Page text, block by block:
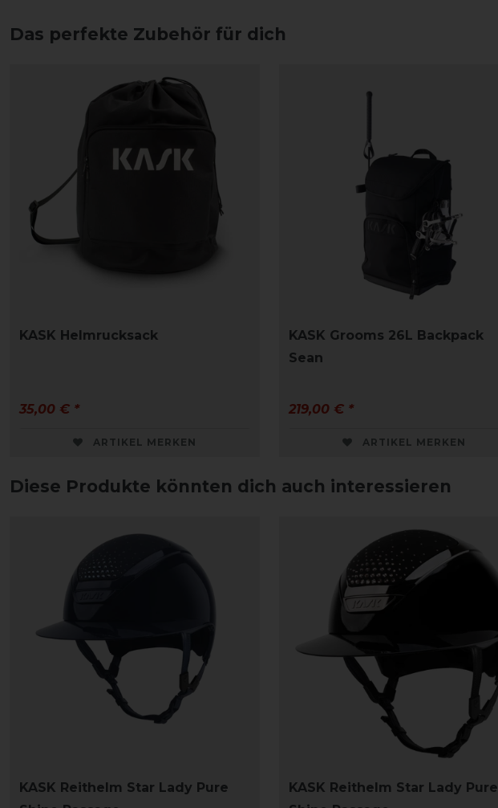
Das perfekte Zubehör für dich
KASK Helmrucksack
35,00 € *
ARTIKEL MERKEN
KASK Grooms 26L Backpack
Sean
219,00 € *
ARTIKEL MERKEN
Diese Produkte könnten dich auch interessieren
KASK Reithelm Star Lady Pure
KASK Reithelm Star Lady Pure